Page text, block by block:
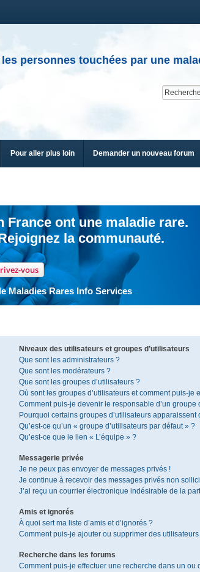
personnes touchées par une
Pour aller plus loin Demander un nouveau forum
ont une maladie rare.
la communauté.
vous
Maladies Rares Info Services
Niveaux des utilisateurs et groupes d’utilisateurs
Que sont les administrateurs ?
Que sont les modérateurs ?
Que sont les groupes d’utilisateurs ?
Où sont les groupes d’utilisateurs et comment puis-je
Comment puis-je devenir le responsable d’un groupe
Pourquoi certains groupes d’utilisateurs
Qu’est-ce qu’un « groupe d’utilisateurs par défaut » ?
Qu’est-ce que le lien « L’équipe » ?
Messagerie privée
Je ne peux pas envoyer de messages privés !
Je continue à recevoir des messages privés non
J’ai reçu un courrier électronique indésirable de la
Amis et ignorés
À quoi sert ma liste d’amis et d’ignorés ?
Comment puis-je ajouter ou supprimer des utilisateurs
Recherche dans les forums
Comment puis-je effectuer une recherche dans un ou